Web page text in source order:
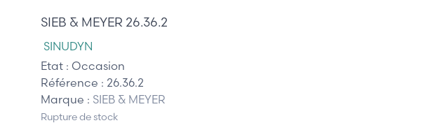
SIEB & MEYER 26.36.2
SINUDYN
Etat : Occasion
Référence : 26.36.2
Marque : SIEB & MEYER
Rupture de stock